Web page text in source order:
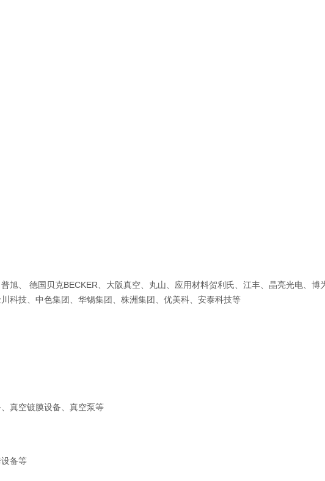
旭、 德国贝克BECKER、大阪真空、丸山、应用材料贺利氏、江丰、晶亮光电、博
科技、中色集团、华锡集团、株洲集团、优美科、安泰科技等
真空镀膜设备、真空泵等
备等